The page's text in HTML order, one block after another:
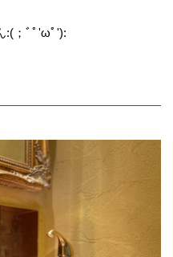
:(；ﾞﾟ'ωﾟ'):